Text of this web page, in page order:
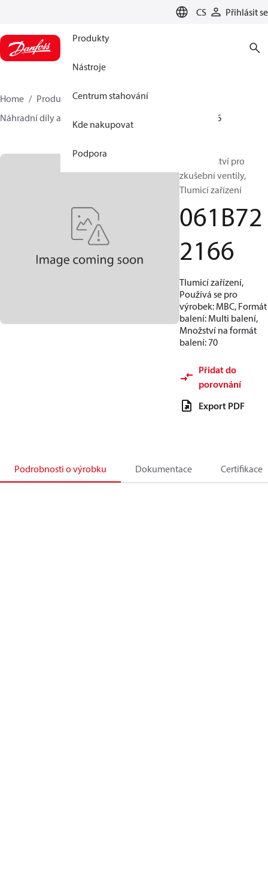
CS Přihlásit se
Produkty
Nástroje
Centrum stahování
Kde nakupovat
Podpora
Home Produkty Sensing solutions
Náhradní díly a příslušenství pro spínače
061B722166
Příslušenství pro
zkušební ventily,
Tlumicí zařízení
061B72
2166
Tlumicí zařízení,
Používá se pro
výrobek: MBC, Formát
balení: Multi balení,
Množství na formát
balení: 70
Přidat do
porovnání
Export PDF
Podrobnosti o výrobku Dokumentace Certifikace